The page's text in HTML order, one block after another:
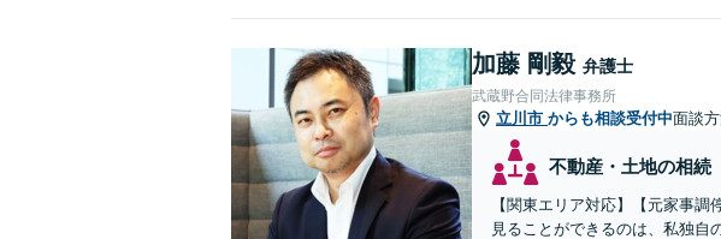
加藤 剛毅 弁護士
武蔵野合同法律事務所
立川市 からも相談受付中面談
不動産・土地の相続
【関東エリア対応】【元家事
見ることができるのは、私独自